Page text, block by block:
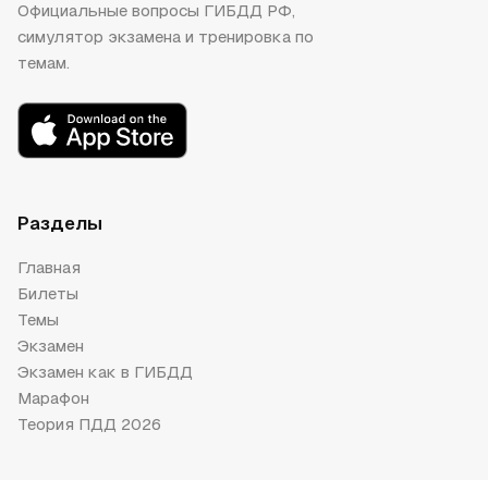
Официальные вопросы ГИБДД РФ,
симулятор экзамена и тренировка по
темам.
Разделы
Главная
Билеты
Темы
Экзамен
Экзамен как в ГИБДД
Марафон
Теория ПДД 2026